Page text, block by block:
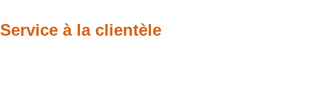
Service à la clientèle